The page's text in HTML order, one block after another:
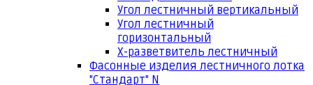
Угол лестничный вертикальный
Угол лестничный
горизонтальный
Х-разветвитель лестничный
Фасонные изделия лестничного лотка
"Стандарт" N